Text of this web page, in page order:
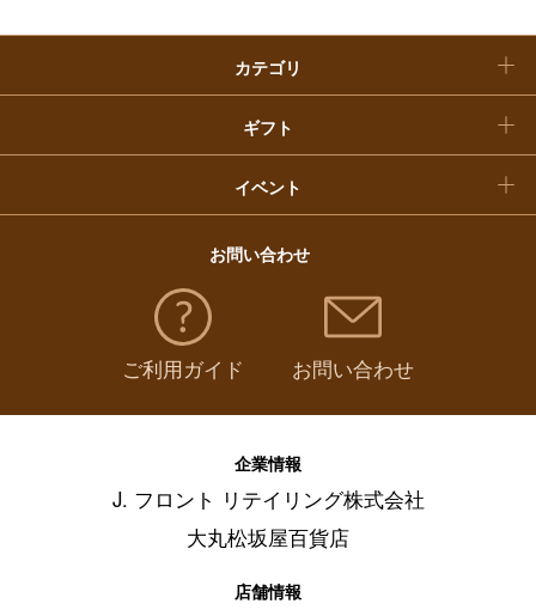
カテゴリ
ギフト
イベント
福袋
お問い合わせ
ご利用ガイド お問い合わせ
企業情報
J. フロント リテイリング株式会社
大丸松坂屋百貨店
店舗情報